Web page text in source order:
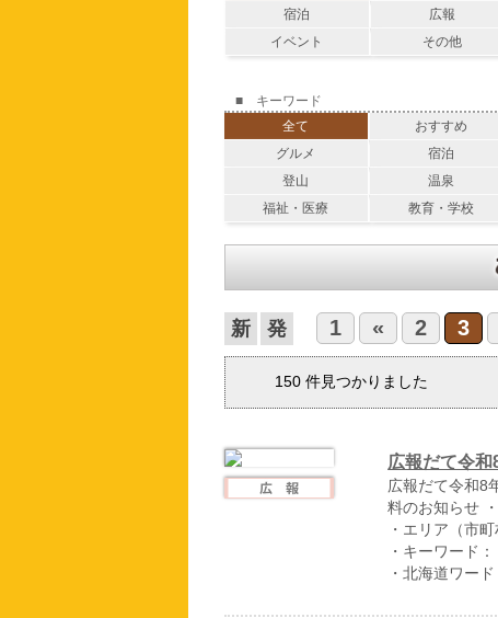
宿泊
広報
イベント
その他
■ キーワード
全て
おすすめ
グルメ
宿泊
登山
温泉
福祉・医療
教育・学校
1 « 2 3
150件見つかりました
広報だて令和
広報だて令和8
料のお知らせ
・エリア（市
・キーワード：
・北海道ワード